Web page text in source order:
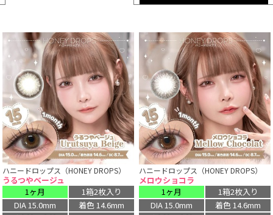
ハニードロップス（HONEY DROPS）
うるつやベージュ
1ヶ月
1箱2枚入り
DIA 15.0mm
着色 14.6mm
ハニードロップス（HONEY DROPS）
メロウショコラ
1ヶ月
1箱2枚入り
DIA 15.0mm
着色 14.6mm